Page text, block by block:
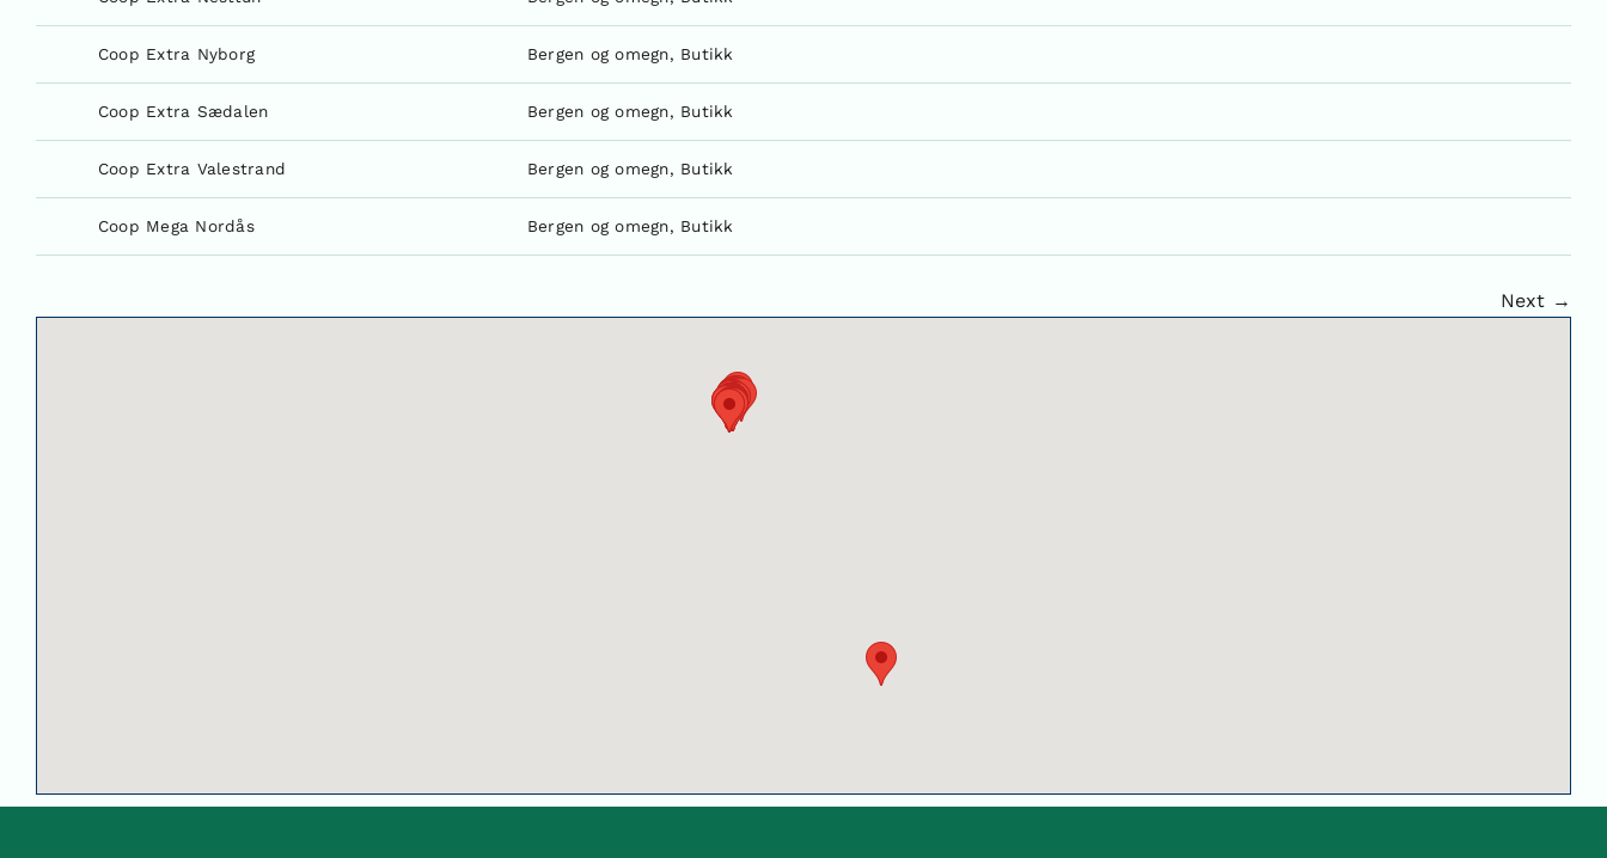
Coop Extra Nyborg Bergen og omegn, Butikk
Coop Extra Sædalen Bergen og omegn, Butikk
Coop Extra Valestrand Bergen og omegn, Butikk
Coop Mega Nordås Bergen og omegn, Butikk
Next →